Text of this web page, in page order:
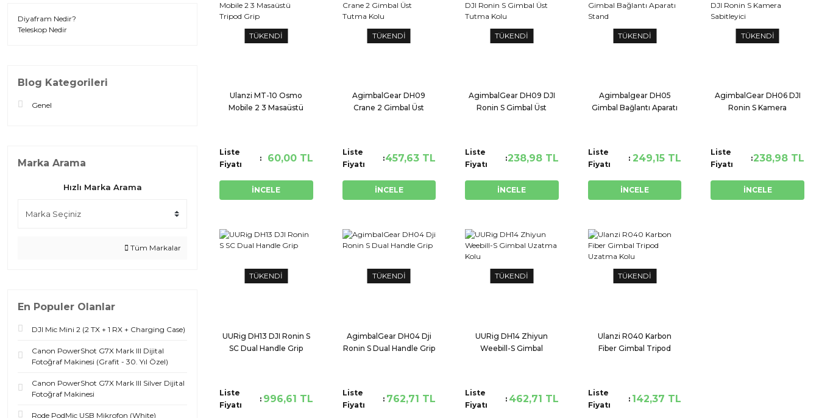
Diyafram Nedir?
Teleskop Nedir
Blog Kategorileri
Genel
Marka Arama
Hızlı Marka Arama
Tüm Markalar
En Populer Olanlar
DJI Mic Mini 2 (2 TX + 1 RX + Charging Case)
Canon PowerShot G7X Mark III Dijital
Fotoğraf Makinesi (Grafit - 30. Yıl Özel)
Canon PowerShot G7X Mark III Silver Dijital
Fotoğraf Makinesi
Rode PodMic USB Mikrofon (White)
TÜKENDİ
Ulanzi MT-10 Osmo
Mobile 2 3 Masaüstü
Liste
Fiyatı
60,00 TL
İNCELE
TÜKENDİ
AgimbalGear DH09
Crane 2 Gimbal Üst
Liste
Fiyatı
457,63 TL
İNCELE
TÜKENDİ
AgimbalGear DH09 DJI
Ronin S Gimbal Üst
Liste
Fiyatı
238,98 TL
İNCELE
TÜKENDİ
Agimbalgear DH05
Gimbal Bağlantı Aparatı
Liste
Fiyatı
249,15 TL
İNCELE
TÜKENDİ
AgimbalGear DH06 DJI
Ronin S Kamera
Liste
Fiyatı
238,98 TL
İNCELE
TÜKENDİ
UURig DH13 DJI Ronin S
SC Dual Handle Grip
Liste
Fiyatı
996,61 TL
TÜKENDİ
AgimbalGear DH04 Dji
Ronin S Dual Handle Grip
Liste
Fiyatı
762,71 TL
TÜKENDİ
UURig DH14 Zhiyun
Weebill-S Gimbal
Liste
Fiyatı
462,71 TL
TÜKENDİ
Ulanzi R040 Karbon
Fiber Gimbal Tripod
Liste
Fiyatı
142,37 TL